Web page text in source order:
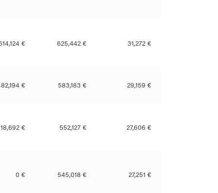
€ 625,442 € 31,272 €
€ 583,183 € 29,159 €
€ 552,127 € 27,606 €
0 € 545,018 € 27,251 €